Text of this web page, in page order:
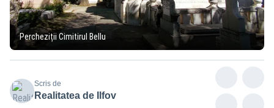
Percheziții Cimitirul Bellu
Scris de
Realitatea de Ilfov